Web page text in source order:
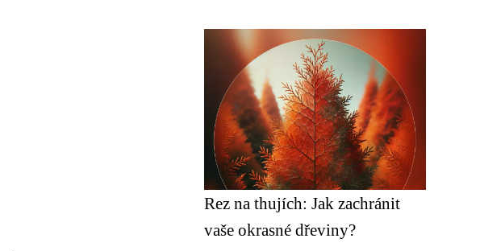
Rez na thujích: Jak zachránit
vaše okrasné dřeviny?